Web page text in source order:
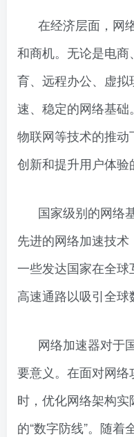
在经济层面，网
和商机。无论是电
育、远程办公、虚
速、稳定的网络基
物联网等技术的推
创新和提升用户体验
国家级别的网络
先进的网络加速技术
一些发达国家在全
高速通路以吸引全球
网络加速器对于
要意义。在面对网
时，优化网络架构
的“数字防线”。随